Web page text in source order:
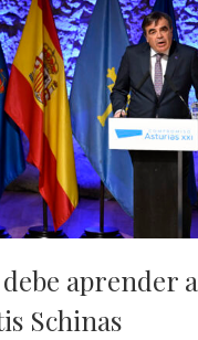
aprender
Schinas